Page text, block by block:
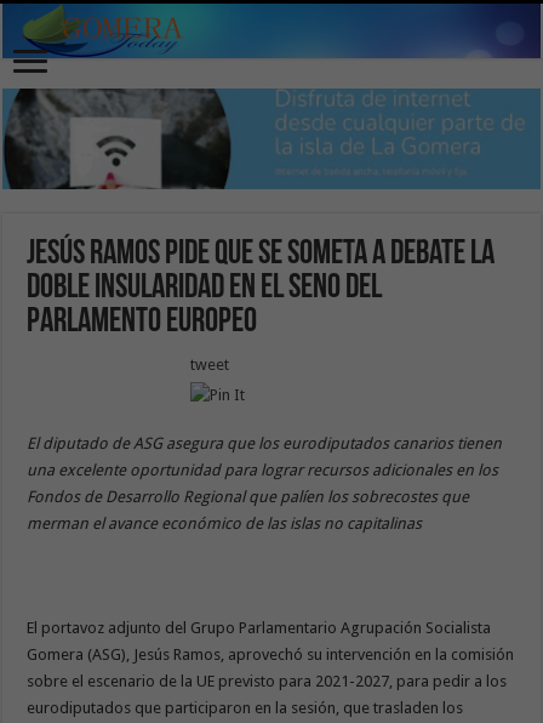
Jesús Ramos pide que se someta a debate la
doble insularidad en el seno del
Parlamento Europeo
tweet
El diputado de ASG asegura que los eurodiputados canarios tienen
una excelente oportunidad para lograr recursos adicionales en los
Fondos de Desarrollo Regional que palíen los sobrecostes que
merman el avance económico de las islas no capitalinas
El portavoz adjunto del Grupo Parlamentario Agrupación Socialista
Gomera (ASG), Jesús Ramos, aprovechó su intervención en la comisión
sobre el escenario de la UE previsto para 2021-2027, para pedir a los
eurodiputados que participaron en la sesión, que trasladen los